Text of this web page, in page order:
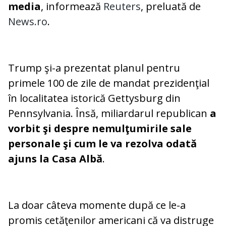
media, informează Reuters, preluată de
News.ro.
Trump şi-a prezentat planul pentru
primele 100 de zile de mandat prezidenţial
în localitatea istorică Gettysburg din
Pennsylvania. Însă, miliardarul republican a
vorbit şi despre nemulţumirile sale
personale şi cum le va rezolva odată
ajuns la Casa Albă.
La doar câteva momente după ce le-a
promis cetăţenilor americani că va distruge